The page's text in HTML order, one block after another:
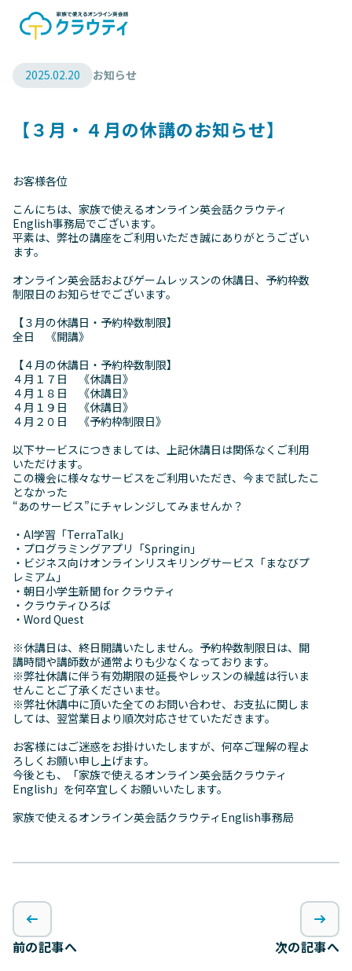
2025.02.20 お知らせ
【３月・４月の休講のお知らせ】
お客様各位
こんにちは、家族で使えるオンライン英会話クラウティ
English事務局でございます。
平素は、弊社の講座をご利用いただき誠にありがとうござい
ます。
オンライン英会話およびゲームレッスンの休講日、予約枠数
制限日のお知らせでございます。
【３月の休講日・予約枠数制限】
全日 《開講》
【４月の休講日・予約枠数制限】
４月１７日 《休講日》
４月１８日 《休講日》
４月１９日 《休講日》
４月２０日 《予約枠制限日》
以下サービスにつきましては、上記休講日は関係なくご利用
いただけます。
この機会に様々なサービスをご利用いただき、今まで試したこ
となかった
“あのサービス”にチャレンジしてみませんか？
・AI学習「TerraTalk」
・プログラミングアプリ「Springin」
・ビジネス向けオンラインリスキリングサービス「まなびプ
レミアム」
・朝日小学生新聞 for クラウティ
・クラウティひろば
・Word Quest
※休講日は、終日開講いたしません。予約枠数制限日は、開
講時間や講師数が通常よりも少なくなっております。
※弊社休講に伴う有効期限の延長やレッスンの繰越は行いま
せんことご了承くださいませ。
※弊社休講中に頂いた全てのお問い合わせ、お支払に関しま
しては、翌営業日より順次対応させていただきます。
お客様にはご迷惑をお掛けいたしますが、何卒ご理解の程よ
ろしくお願い申し上げます。
今後とも、「家族で使えるオンライン英会話クラウティ
English」を何卒宜しくお願いいたします。
家族で使えるオンライン英会話クラウティEnglish事務局
前の記事へ
次の記事へ